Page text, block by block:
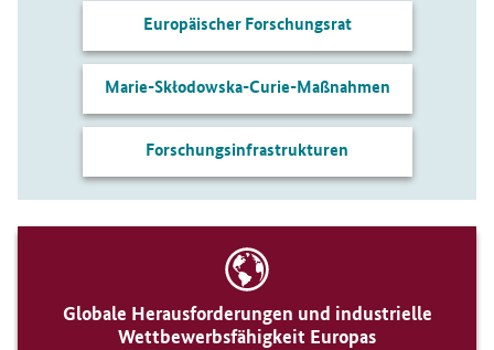
Europäischer Forschungsrat
Marie-Skłodowska-Curie-Maßnahmen
Forschungsinfrastrukturen
Globale Herausforderungen und industrielle
Wettbewerbsfähigkeit Europas